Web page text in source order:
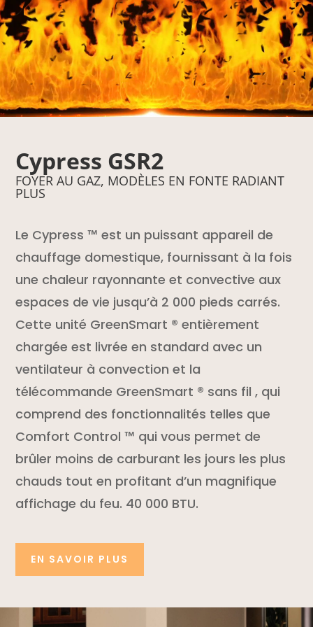
Cypress GSR2
FOYER AU GAZ, MODÈLES EN FONTE RADIANT
PLUS
Le Cypress ™ est un puissant appareil de
chauffage domestique, fournissant à la fois
une chaleur rayonnante et convective aux
espaces de vie jusqu’à 2 000 pieds carrés.
Cette unité GreenSmart ® entièrement
chargée est livrée en standard avec un
ventilateur à convection et la
télécommande GreenSmart ® sans fil , qui
comprend des fonctionnalités telles que
Comfort Control ™ qui vous permet de
brûler moins de carburant les jours les plus
chauds tout en profitant d’un magnifique
affichage du feu. 40 000 BTU.
EN SAVOIR PLUS